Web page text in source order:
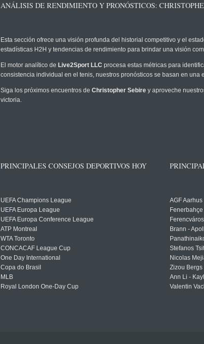
ANÁLISIS DE RENDIMIENTO Y PRONÓSTICOS:
Esta sección ofrece una visión profunda del historial competitivo y el
estadísticas H2H y tendencias de rendimiento para brindar una visión
El motor analítico de Live2Sport LLC procesa estas métricas para
consistencia individual en el tenis, nuestros pronósticos se basan en
Siga los próximos encuentros de Christopher Sebire y aproveche
victoria.
PRINCIPALES CONSEJOS DEPORTIVOS HOY
UEFA Champions League
UEFA Europa League
UEFA Europa Conference League
ATP Montreal
WTA Toronto
CONCACAF League Cup
One Day International
Copa do Brasil
MLB
Royal London One-Day Cup
AGF
Brann -
Stefanos
Nicolas
Zizou
Ann Li -
Valentin